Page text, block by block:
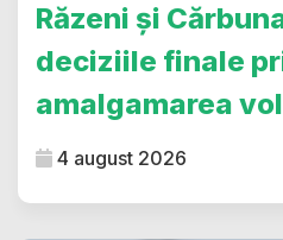
Răzeni și
deciziile finale
amalgamarea
4 august 2026